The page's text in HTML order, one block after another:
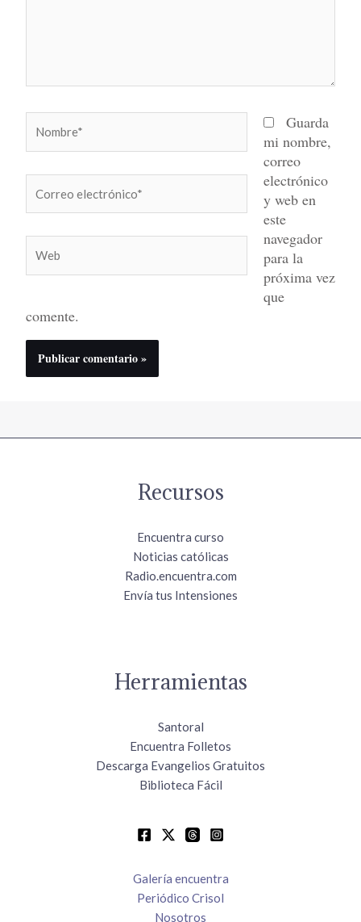
electrónico*
Guarda
mi nombre,
correo
electrónico
y web en
este
navegador
para la
próxima vez
que
comente.
Recursos
Encuentra curso
Noticias católicas
Radio.encuentra.com
Envía tus Intensiones
Herramientas
Santoral
Encuentra Folletos
Descarga Evangelios Gratuitos
Biblioteca Fácil
Galería encuentra
Periódico Crisol
Nosotros